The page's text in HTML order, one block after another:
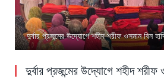
দুর্বার প্রজন্মের উদ্যোগে শহীদ শরীফ ওসমান বিন
দুর্বার প্রজন্মের উদ্যোগে শহীদ শরীফ